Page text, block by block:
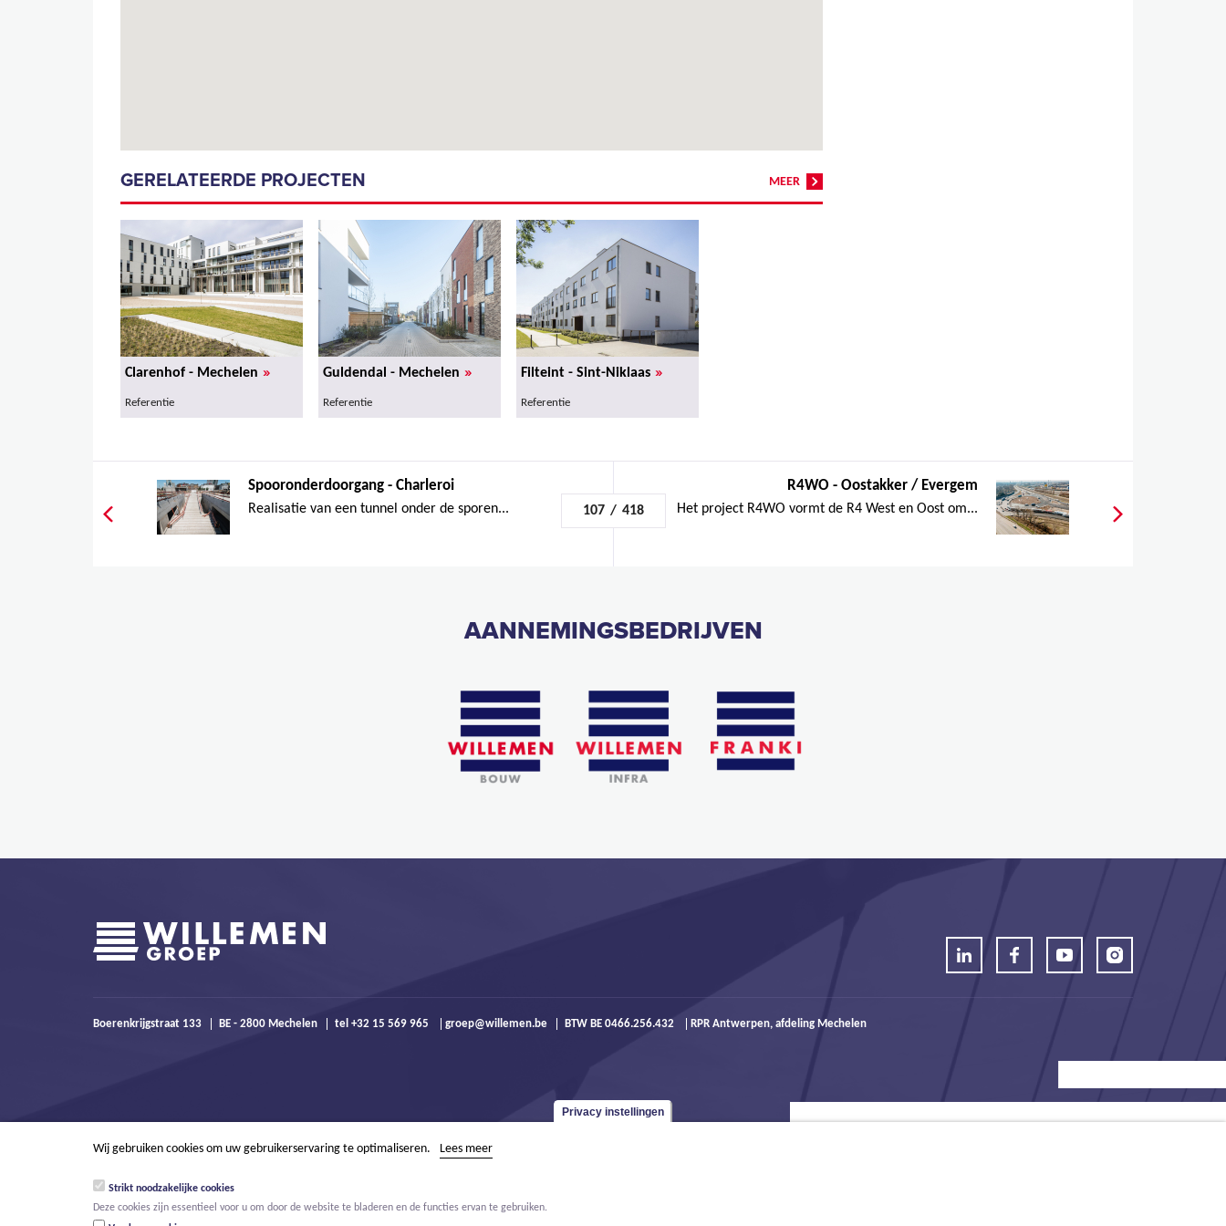
GERELATEERDE PROJECTEN MEER
Clarenhof - Mechelen »
Referentie
Guldendal - Mechelen »
Referentie
Filteint - Sint-Niklaas »
Referentie
Spooronderdoorgang - Charleroi
Realisatie van een tunnel onder de sporen... 107 / 418
R4WO - Oostakker / Evergem
Het project R4WO vormt de R4 West en Oost om...
AANNEMINGSBEDRIJVEN
Boerenkrijgstraat 133 BE - 2800 Mechelen tel +32 15 569 965 groep@willemen.be BTW BE 0466.256.432 RPR Antwerpen, afdeling Mechelen
Privacy instellingen
Wij gebruiken cookies om uw gebruikerservaring te optimaliseren. Lees meer
Strikt noodzakelijke cookies
Deze cookies zijn essentieel voor u om door de website te bladeren en de functies ervan te gebruiken.